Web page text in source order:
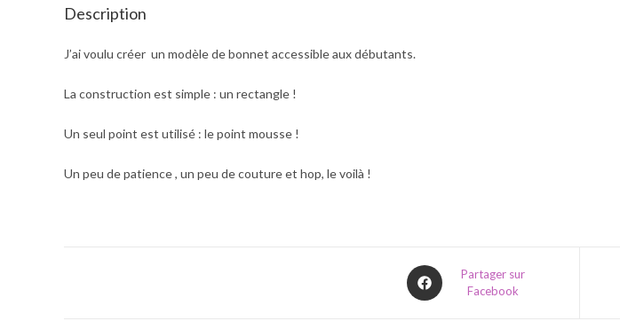
Description
J’ai voulu créer un modèle de bonnet accessible aux débutants.
La construction est simple : un rectangle !
Un seul point est utilisé : le point mousse !
Un peu de patience , un peu de couture et hop, le voilà !
Opens
in
Partager sur
Facebook